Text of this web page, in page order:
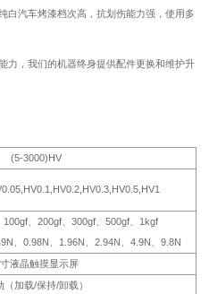
白汽车烤漆档次高，抗划伤能力强，使用多
力，我们的机器终身提供配件更换和维护升
(5-3000)HV
100gf、200gf、300gf、500gf、1kgf
、0.98N、1.96N、2.94N、4.9N、9.8N
液晶触摸显示屏
（加载/保持/卸载）